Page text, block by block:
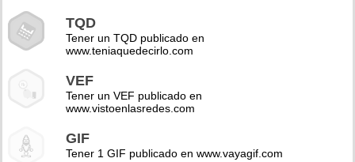
TQD
Tener un TQD publicado en
www.teniaquedecirlo.com
VEF
Tener un VEF publicado en
www.vistoenlasredes.com
GIF
Tener 1 GIF publicado en www.vayagif.com